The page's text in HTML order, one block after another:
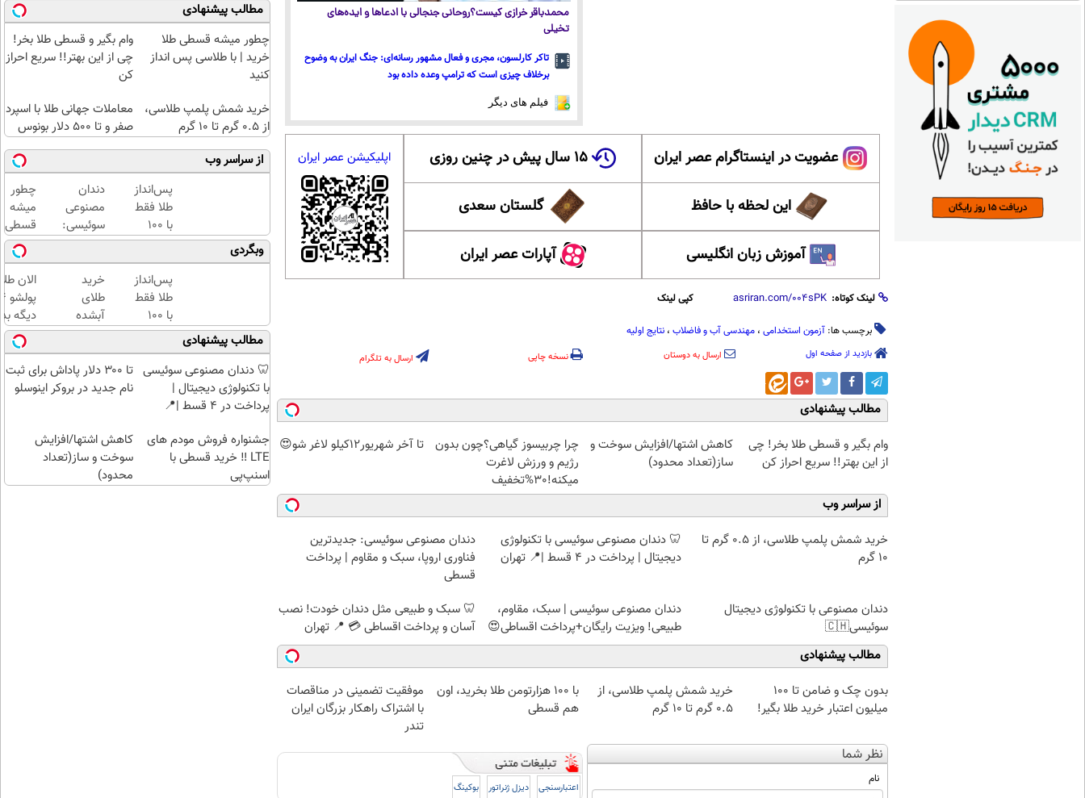
محمدباقر خرازی کیست؟روحانی جنجالی با ادعاها و ایده‌های
تخیلی
تاکر کارلسون، مجری و فعال مشهور رسانه‌ای: جنگ ایران به وضوح
برخلاف چیزی است که ترامپ وعده داده بود
فیلم های دیگر
عضویت در اینستاگرام عصر ایران ۱۵ سال پیش در چنین روزی
این لحظه با حافظ گلستان سعدی
آموزش زبان انگلیسی آپارات عصر ایران
اپلیکیشن عصر ایران
لینک کوتاه: کپی لینک
برچسب ها: آزمون استخدامی ، مهندسی آب و فاضلاب ، نتایج اولیه
بازدید از صفحه اول ارسال به دوستان نسخه چاپی ارسال به تلگرام
مطالب پیشنهادی
وام بگیر و قسطی طلا بخر! چی
از این بهتر!! سریع احراز کن
کاهش اشتها/افزایش سوخت و
ساز(تعداد محدود)
چرا چربیسوز گیاهی؟چون بدون
رژیم و ورزش لاغرت
میکنه!30%تخفیف
تا آخر شهریور12کیلو لاغر شو😍
از سراسر وب
خرید شمش پلمپ طلاسی، از ۰.۵ گرم تا
۱۰ گرم
🦷 دندان مصنوعی سوئیسی با تکنولوژی
دیجیتال | پرداخت در 4 قسط |📍 تهران
دندان مصنوعی سوئیسی: جدیدترین
فناوری اروپا، سبک و مقاوم | پرداخت
قسطی
دندان مصنوعی با تکنولوژی دیجیتال
سوئیسی🇨🇭
دندان مصنوعی سوئیسی | سبک، مقاوم،
طبیعی! ویزیت رایگان+پرداخت اقساطی😍
🦷 سبک و طبیعی مثل دندان خودت! نصب
آسان و پرداخت اقساطی 💳 📍 تهران
مطالب پیشنهادی
بدون چک و ضامن تا 100
میلیون اعتبار خرید طلا بگیر!
خرید شمش پلمپ طلاسی، از
۰.۵ گرم تا ۱۰ گرم
با ۱۰۰ هزارتومن طلا بخرید، اون
هم قسطی
موفقیت تضمینی در مناقصات
با اشتراک راهکار بزرگان ایران
تندر
نظر شما
نام
اعتبارسنجی دیزل ژنراتور بوکینگ
مطالب پیشنهادی
چطور میشه قسطی طلا
خرید | با طلاسی پس انداز
کنید
وام بگیر و قسطی طلا بخر!
چی از این بهتر!! سریع احراز
کن
خرید شمش پلمپ طلاسی،
از ۰.۵ گرم تا ۱۰ گرم
معاملات جهانی طلا با اسپرد
صفر و تا ۵۰۰ دلار بونوس
از سراسر وب
پس‌انداز
طلا فقط
با ۱۰۰
هزارتومان
(امن و
راحت)
دندان
مصنوعی
سوئیسی:
جدیدترین
فناوری
اروپا،
سبک و
مقاوم |
پرداخت
قسطی
چطور
میشه
قسطی
طلا
خرید |
با
طلاسی
پس
انداز
کنید
وبگردی
پس‌انداز
طلا فقط
با ۱۰۰
هزارتومان
(امن و
راحت)
خرید
طلای
آبشده
حتی با
۱۰۰هزارتومان
الان
دیگه
طلا با
بی‌بهره
مطالب پیشنهادی
🦷 دندان مصنوعی سوئیسی
با تکنولوژی دیجیتال |
پرداخت در 4 قسط |📍
تا ۳۰۰ دلار پاداش برای ثبت
نام جدید در بروکر اینوسلو
جشنواره فروش مودم های
LTE ‼️ خرید قسطی با
اسنپ‌پی
کاهش اشتها/افزایش
سوخت و ساز(تعداد
محدود)